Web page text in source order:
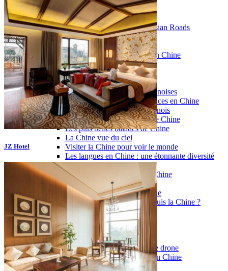
Notre agence en Chine
Réseau Asian Roads
Garanties et engagements Asian Roads
Avis de nos voyageurs
Voyages d’affaires en Chine
Voyage scolaire et culturel en Chine
La Chine & ses secrets
Présentation de la Chine
Cuisines de Chine
Les Minorités Ethniques Chinoises
Fêtes traditionnelles & vacances en Chine
Les signes astrologiques Chinois
Les plus belles montagnes de Chine
Les plus belles balades de Chine
La Chine vue du ciel
Visiter la Chine pour voir le monde
Les langues en Chine : une étonnante diversité
Préparer son voyage en Chine
Notre sélection d’hôtels en Chine
Météo & climat
Obtention Visa Voyage Chine
Comment communiquer depuis la Chine ?
Maîtrisez les mots essentiels
Transports en Chine
Vols directs vers la Chine
Voyager en train
Voyager en Chine avec votre drone
Vaccins pour votre voyage en Chine
Mal des montagnes
JZ Hotel